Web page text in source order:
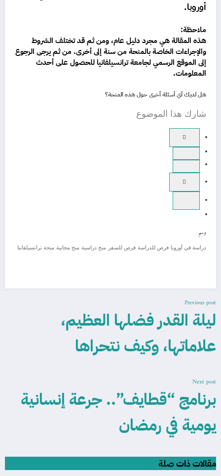
أوروبا.
ملاحظة:
هذه المقالة هي مجرد دليل عام، ومن ثم قد تختلف الشروط
والإجراءات الخاصة بالمنحة من سنة إلى أخرى. من ثم يرجى الرجوع
إلى الموقع الرسمي لجامعة ترانسيلفانيا للحصول على أحدث
المعلومات.
هل لديك أي أسئلة أخرى حول هذه المنحة؟
شارك هذا الموضوع
وسم
دراسة في أوروبا فرص للدراسة فرص للسفر منح دراسية منح مجانية منحة ترانسيلفانيا
Previous post
ليلة القدر فضلها العظيم،
علاماتها، وكيف نتحراها
Next post
برنامج “قطايف”.. جرعة إنسانية
يومية في رمضان
مقالات ذات صلة